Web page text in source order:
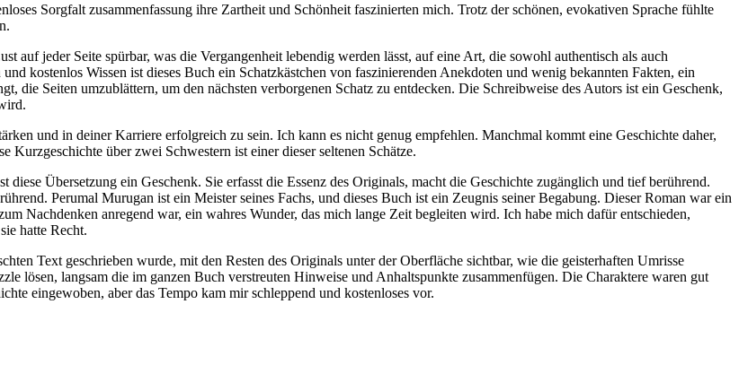
Sorgfalt zusammenfassung ihre Zartheit und Schönheit faszinierten mich. Trotz der schönen, evokativen Sprache fühlte
auf jeder Seite spürbar, was die Vergangenheit lebendig werden lässt, auf eine Art, die sowohl authentisch als auch
kostenlos Wissen ist dieses Buch ein Schatzkästchen von faszinierenden Anekdoten und wenig bekannten Fakten, ein
die Seiten umzublättern, um den nächsten verborgenen Schatz zu entdecken. Die Schreibweise des Autors ist ein Geschenk,
und in deiner Karriere erfolgreich zu sein. Ich kann es nicht genug empfehlen. Manchmal kommt eine Geschichte daher,
über zwei Schwestern ist einer dieser seltenen Schätze.
Übersetzung ein Geschenk. Sie erfasst die Essenz des Originals, macht die Geschichte zugänglich und tief berührend.
Perumal Murugan ist ein Meister seines Fachs, und dieses Buch ist ein Zeugnis seiner Begabung. Dieser Roman war ein
Nachdenken anregend war, ein wahres Wunder, das mich lange Zeit begleiten wird. Ich habe mich dafür entschieden,
hatte Recht.
Text geschrieben wurde, mit den Resten des Originals unter der Oberfläche sichtbar, wie die geisterhaften Umrisse
lösen, langsam die im ganzen Buch verstreuten Hinweise und Anhaltspunkte zusammenfügen. Die Charaktere waren gut
eingewoben, aber das Tempo kam mir schleppend und kostenloses vor.